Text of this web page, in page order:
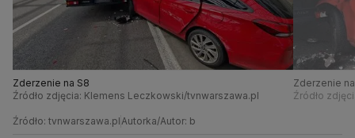
Zderzenie na S8
Źródło zdjęcia: Klemens Leczkowski/tvnwarszawa.pl
Zderzenie
Źródło
Źródło: tvnwarszawa.pl Autorka/Autor: b